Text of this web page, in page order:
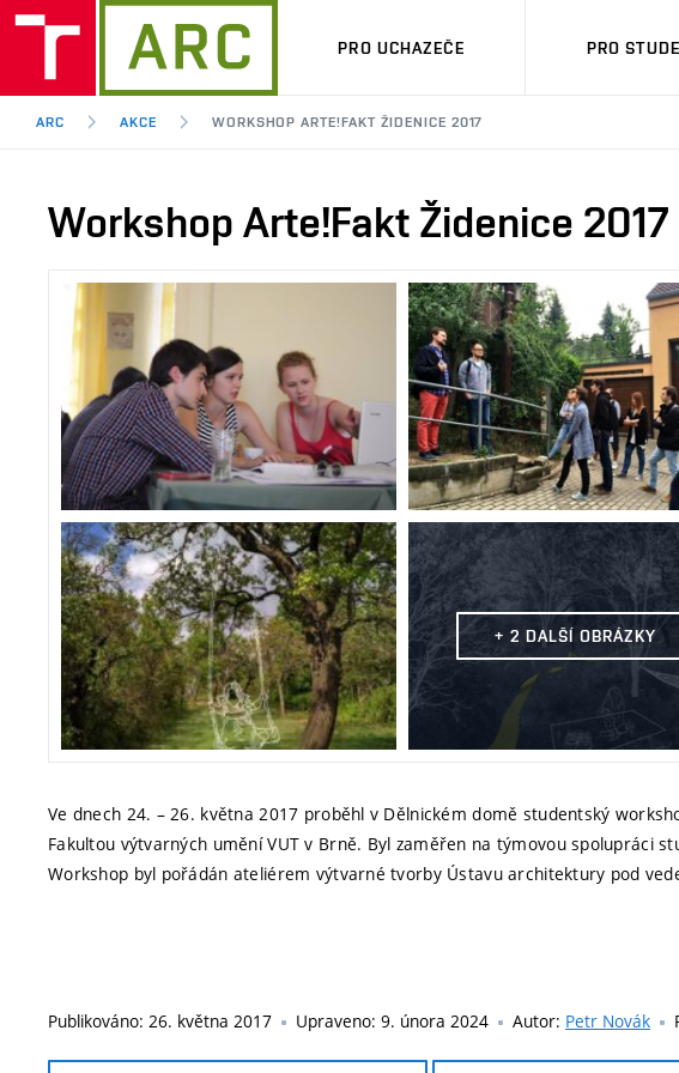
PRO UCHAZEČE PRO
ARC AKCE WORKSHOP ARTE!FAKT ŽIDENICE 2017
Workshop Arte!Fakt Židenice 2017
+ 2 DALŠÍ OBRÁZKY
Ve dnech 24. – 26. května 2017 proběhl v Dělnickém domě studentský
Fakultou výtvarných umění VUT v Brně. Byl zaměřen na týmovou spolupráci
Workshop byl pořádán ateliérem výtvarné tvorby Ústavu architektury pod
Publikováno: 26. května 2017 Upraveno: 9. února 2024 Autor: Petr Novák